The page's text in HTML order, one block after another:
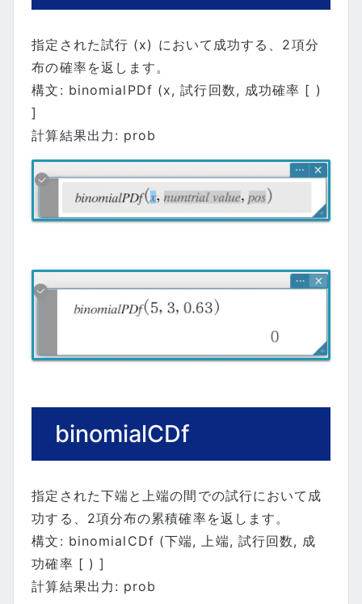
指定された試行 (x) において成功する、2項分
布の確率を返します。
構文: binomialPDf (x, 試行回数, 成功確率 [ )
]
計算結果出力: prob
binomialCDf
指定された下端と上端の間での試行において成
功する、2項分布の累積確率を返します。
構文: binomialCDf (下端, 上端, 試行回数, 成
功確率 [ ) ]
計算結果出力: prob